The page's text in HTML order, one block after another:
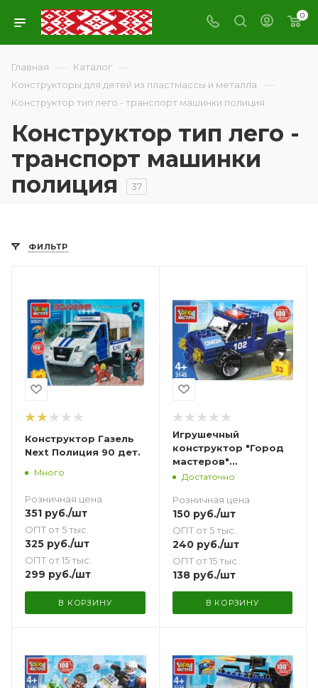
0
Главная — Каталог —
Конструкторы для детей из пластмассы и металла —
Конструктор тип лего - транспорт машинки полиция
Конструктор тип лего -
транспорт машинки
полиция
37
ФИЛЬТР
Конструктор Газель
Next Полиция 90 дет.
Много
Розничная цена
351 руб./шт
ОПТ от 5 тыс.
325 руб./шт
ОПТ от 15 тыс.
299 руб./шт
В КОРЗИНУ
Игрушечный
конструктор "Город
мастеров"
полицейский пикап
Достаточно
Розничная цена
150руб./шт
ОПТ от 5 тыс.
240руб./шт
ОПТ от 15 тыс.
138руб./шт
В КОРЗИНУ